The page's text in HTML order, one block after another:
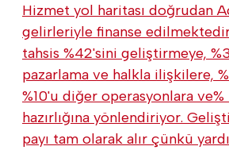
Hizmet yol haritası doğrudan
gelirleriyle finanse
tahsis %42'sini geliştirmeye,
pazarlama ve halkla ilişkilere,
%10'u diğer operasyonlara
hazırlığına yönlendiriyor.
payı tam olarak alır çünkü